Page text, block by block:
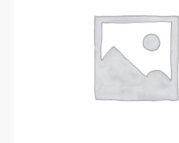
Юридические данные